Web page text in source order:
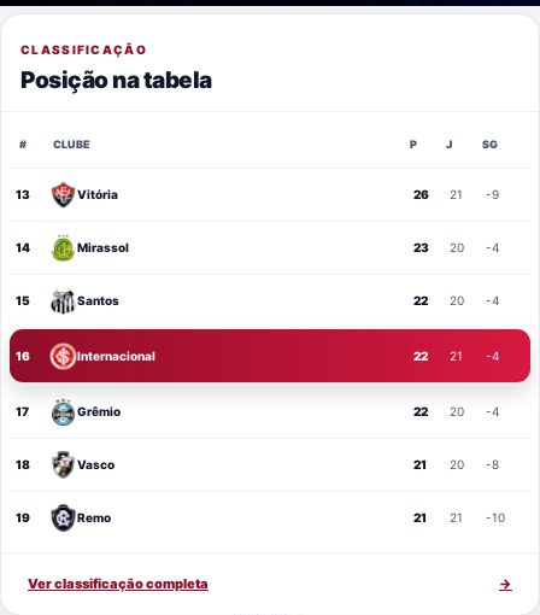
CLASSIFICAÇÃO
Posição na tabela
# CLUBE P J SG
13 Vitória 26 21 -9
14 Mirassol 23 20 -4
15 Santos 22 20 -4
16 Internacional 22 21 -4
17 Grêmio 22 20 -4
18 Vasco 21 20 -8
19 Remo 21 21 -10
Ver classificação completa →